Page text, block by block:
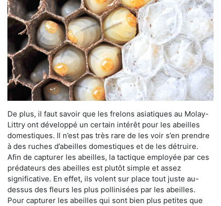
De plus, il faut savoir que les frelons asiatiques au Molay-
Littry ont développé un certain intérêt pour les abeilles
domestiques. Il n’est pas très rare de les voir s’en prendre
à des ruches d’abeilles domestiques et de les détruire.
Afin de capturer les abeilles, la tactique employée par ces
prédateurs des abeilles est plutôt simple et assez
significative. En effet, ils volent sur place tout juste au-
dessus des fleurs les plus pollinisées par les abeilles.
Pour capturer les abeilles qui sont bien plus petites que